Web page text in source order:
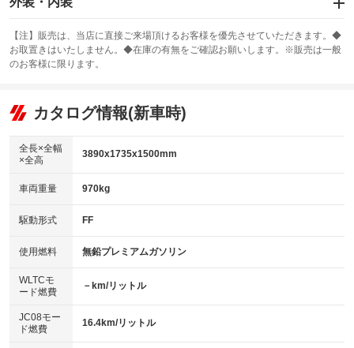
：装備あり
：装備なし
サンルーフ
：装備なし ABS
リフトアップ
：装備なし
：装備なし
パワーウィンドウ
アイドリングストップ
：装備なし
USB入力端子
：装備なし
100V電源
：装備なし
センターデフロック
：装備なし
電動格納ミラー
：装備あり
カーナビ：SDナビ
：装備あり
TV
：装備なし
ビジュアル：-／DVD再生
：装備あり
：装備あり
革シート
キーレス
HID(キセノンライト)
：装備なし
バックカメラ
：装備なし
エアロ
：装備なし
：装備なし
パワーシート
【注】販売は、当店に直接ご来場頂けるお客様を優先させていただきます。◆
お取置きはいたしません。◆在庫の有無をご確認お願いします。※販売は一般
のお客様に限ります。
カタログ情報(新車時)
全長×全幅
×全高
3890x1735x1500mm
車両重量 970kg
駆動形式 FF
使用燃料 無鉛プレミアムガソリン
WLTCモ
ード燃費
－km/リットル
JC08モー
ド燃費
16.4km/リットル